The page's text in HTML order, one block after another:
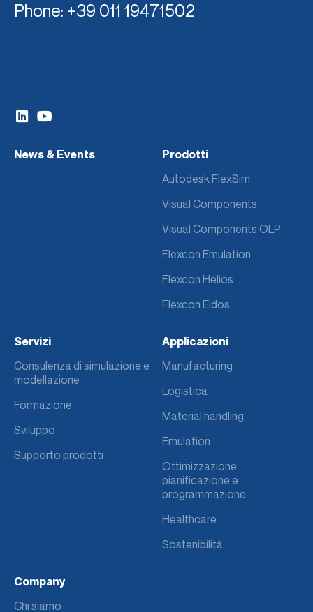
Phone: +39 011 19471502
News & Events Prodotti
Autodesk FlexSim
Visual Components
Visual Components OLP
Flexcon Emulation
Flexcon Helios
Flexcon Eidos
Servizi
Consulenza di simulazione e
modellazione
Formazione
Sviluppo
Supporto prodotti
Applicazioni
Manufacturing
Logistica
Material handling
Emulation
Ottimizzazione,
pianificazione e
programmazione
Healthcare
Sostenibilità
Company
Chi siamo